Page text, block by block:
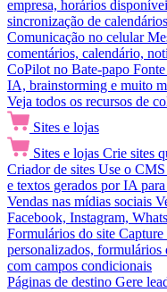
empresa, horários
sincronização de calendários
Comunicação no celular
comentários, calendário,
CoPilot no Bate-papo
IA, brainstorming e muito
Veja todos os recursos de
Sites e lojas
Sites e lojas Crie sites
Criador de sites Use o CMS
e textos gerados por IA
Vendas nas mídias sociais
Facebook, Instagram,
Formulários do site
personalizados, formulários
com campos condicionais
Páginas de destino Gere